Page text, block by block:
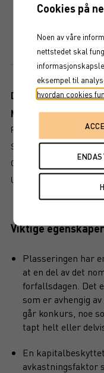
Målrisk
Maxexponering
Dokument
Mer information om
RISIKO
SLIK LESER DU
GRUNDPROSPEKT
UTSKRIFT
Viktige egenskaper
Plasseringen har
at en del av det
forfallsdagen. Det
som er avhengig
går konkurs, noe
tapt helt eller
En
avkastningsfaktor
Cookies på
Noen av våre
nettstedet skal
eksempel til
hvordan cookies